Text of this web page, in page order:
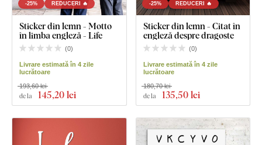
-25% REDUCERI 🔥
Sticker din lemn - Motto
în limba engleză - Life
(0)
Livrare estimată în 4 zile
lucrătoare
de la 145,20 lei
193,60 lei
-25% REDUCERI 🔥
Sticker din lemn - Citat în
engleză despre dragoste
(0)
Livrare estimată în 4 zile
lucrătoare
de la 135,50 lei
180,70 lei